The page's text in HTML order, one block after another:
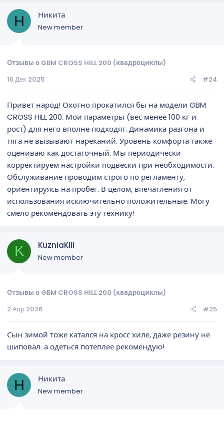
на кочку — палец соскальзывает, и газ сбрасывается сам.
Очень продуманно!
Н Никита
New member
Отзывы о GBM CROSS HILL 200 (квадроциклы)
16 Дек 2025
#24
Привет народ! Охотно прокатился бы на модели GBM
CROSS HILL 200. Мои параметры (вес менее 100 кг и
рост) для него вполне подходят. Динамика разгона и
тяга не вызывают нареканий. Уровень комфорта также
оцениваю как достаточный. Мы периодически
корректируем настройки подвески при необходимости.
Обслуживание проводим строго по регламенту,
ориентируясь на пробег. В целом, впечатления от
использования исключительно положительные. Могу
смело рекомендовать эту технику!
K KuzniaKill
New member
Отзывы о GBM CROSS HILL 200 (квадроциклы)
2 Апр 2026
#25
Сын зимой тоже катался на кросс хиле, даже резину не
шиповал. а одеться потеплее рекомендую!
Н Никита
New member